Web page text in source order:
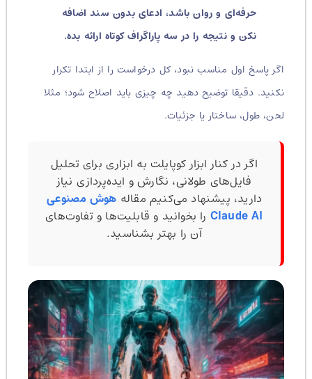
حرفه‌ای و روان باشد، ادعای بدون سند اضافه
نکن و نتیجه را در سه پاراگراف کوتاه ارائه بده.
اگر پاسخ اول مناسب نبود، کل درخواست را از ابتدا تکرار
نکنید. دقیقا توضیح دهید چه چیزی باید اصلاح شود؛ مثلا
لحن، طول، ساختار یا جزئیات.
اگر در کنار ابزار کوپایلت به ابزاری برای تحلیل
فایل‌های طولانی، نگارش و ایده‌پردازی نیاز
دارید، پیشنهاد می‌کنیم مقالههوش مصنوعی
Claude AIرا بخوانید و قابلیت‌ها و تفاوت‌های
آن را بهتر بشناسید.